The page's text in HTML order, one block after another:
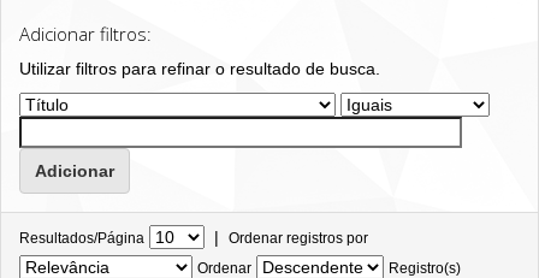
Adicionar filtros:
Utilizar filtros para refinar o resultado de busca.
Resultados/Página | Ordenar registros por
Ordenar
Registro(s)